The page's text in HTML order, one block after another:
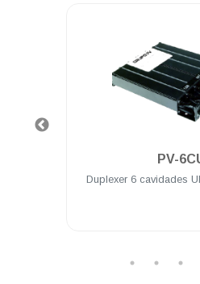
PV-
Duplexer 6 cavidades